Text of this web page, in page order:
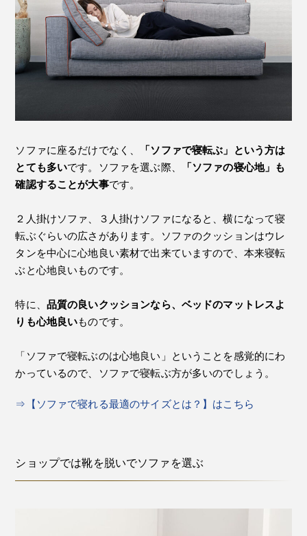
ソファに座るだけでなく、
「ソファで寝転ぶ」という方は
とても多いです。ソファを選ぶ際、
「ソファの寝心地」も
確認することが大事です。
２人掛けソファ、３人掛けソファになると、横になって寝
転ぶぐらいの広さがあります。ソファのクッションはウレ
タンを中心に心地良い素材で出来ていますので、本来寝転
ぶと心地良いものです。
特に、 品質の良いクッションなら、ベッドのマットレスよ
りも心地良いものです。
「ソファで寝転ぶのは心地良い」ということを感覚的にわ
かっているので、ソファで寝転ぶ方が多いのでしょう。
⇒【ソファで寝れる最適のサイズとは？】はこちら
ショップでは靴を脱いでソファを選ぶ